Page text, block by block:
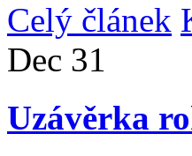
Celý článek
Dec 31
Uzávěrka